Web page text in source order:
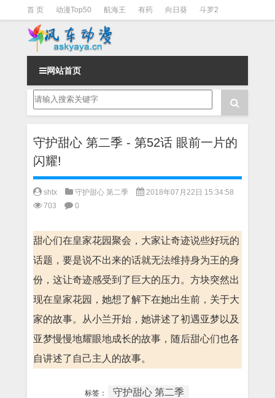
首 页 动漫Top50 航海王 有药 向日葵 斗罗2
斗罗3 火影 一拳超人
网站首页
守护甜心 第二季 - 第52话 眼前一片的
闪耀!
shtx 守护甜心 第二季
2018年07月22日 15:34:58
703
0
甜心们在皇家花园聚会，大家让奇迹说些好玩的
话题，要是说不出来的话就无法维持身为王的身
份，这让奇迹感受到了巨大的压力。方块突然出
现在皇家花园，她想了解下在她出生前，关于大
家的故事。从小兰开始，她讲述了初遇亚梦以及
亚梦慢慢地耀眼地成长的故事，随后甜心们也各
自讲述了自己主人的故事。
标签： 守护甜心 第二季